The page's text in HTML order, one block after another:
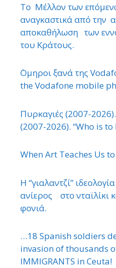
Το Μέλλον των
αναγκαστικά από την
αποκαθήλωση των
του Κράτους.
΄Ομηροι ξανά της
the Vodafone mobile
Πυρκαγιές (2007-2026).
(2007-2026). “Who is to
When Art Teaches Us
Η “γιαλαντζί”
ανίερος στο νταϊλίκι
φονιά.
…18 Spanish soldiers
invasion of thousands
IMMIGRANTS in Ceuta!